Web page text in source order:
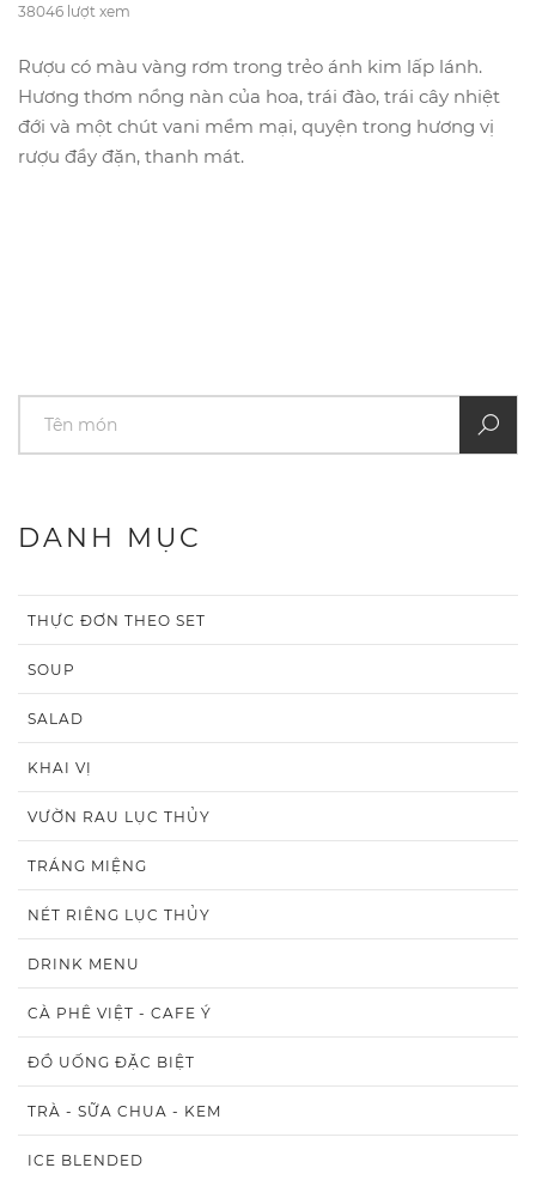
38046 lượt xem
Rượu có màu vàng rơm trong trẻo ánh kim lấp lánh.
Hương thơm nồng nàn của hoa, trái đào, trái cây nhiệt
đới và một chút vani mềm mại, quyện trong hương vị
rượu đầy đặn, thanh mát.
DANH MỤC
THỰC ĐƠN THEO SET
SOUP
SALAD
KHAI VỊ
VƯỜN RAU LỤC THỦY
TRÁNG MIỆNG
NÉT RIÊNG LỤC THỦY
DRINK MENU
CÀ PHÊ VIỆT - CAFE Ý
ĐỒ UỐNG ĐẶC BIỆT
TRÀ - SỮA CHUA - KEM
ICE BLENDED